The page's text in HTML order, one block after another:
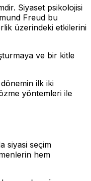
Siyaset psikolojisi
Freud bu
üzerindeki etkilerini
ve bir kitle
ilk iki
yöntemleri ile
siyasi seçim
hem